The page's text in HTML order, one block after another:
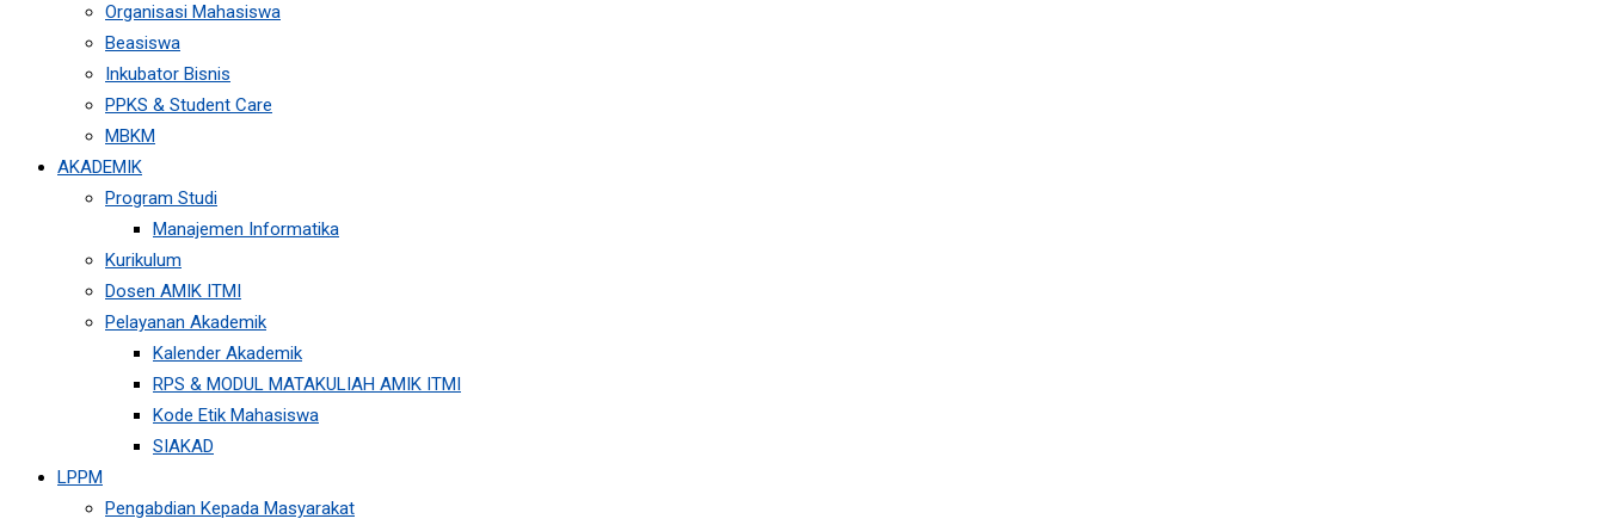
Organisasi Mahasiswa
Beasiswa
Inkubator Bisnis
PPKS & Student Care
MBKM
AKADEMIK
Program Studi
Manajemen Informatika
Kurikulum
Dosen AMIK ITMI
Pelayanan Akademik
Kalender Akademik
RPS & MODUL MATAKULIAH AMIK ITMI
Kode Etik Mahasiswa
SIAKAD
LPPM
Pengabdian Kepada Masyarakat